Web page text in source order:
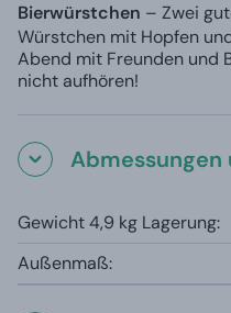
Bierwürstchen – Zwei
Würstchen mit Hopfen
Abend mit Freunden und
nicht aufhören!
Abmessungen
Gewicht 4,9 kg Lagerung:
Außenmaß: